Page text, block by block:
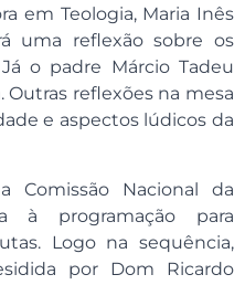
em Teologia, Maria Inês
uma reflexão sobre os
o padre Márcio Tadeu
Outras reflexões na mesa
e aspectos lúdicos da
Comissão Nacional da
à programação para
Logo na sequência,
por Dom Ricardo